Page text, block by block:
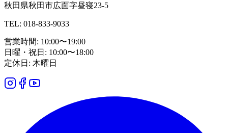
秋田県秋田市広面字昼寝23-5
TEL: 018-833-9033
営業時間: 10:00〜19:00
日曜・祝日: 10:00〜18:00
定休日: 木曜日